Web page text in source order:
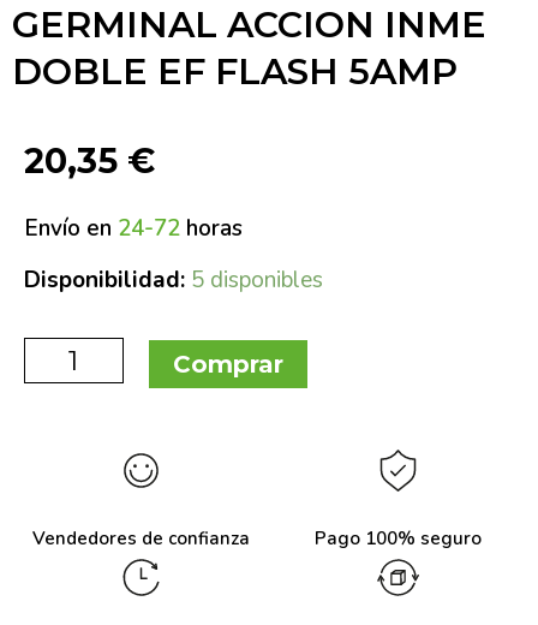
GERMINAL ACCION INME
DOBLE EF FLASH 5AMP
20,35 €
Envío en 24-72 horas
Disponibilidad: 5 disponibles
Comprar
Vendedores de confianza Pago 100% seguro